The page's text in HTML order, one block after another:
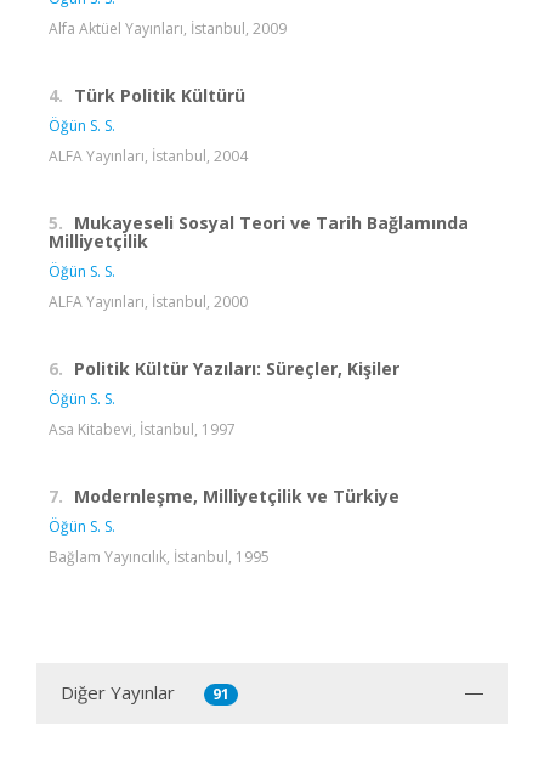
Alfa Aktüel Yayınları, İstanbul, 2009
4. Türk Politik Kültürü
Öğün S. S.
ALFA Yayınları, İstanbul, 2004
5. Mukayeseli Sosyal Teori ve Tarih Bağlamında
Milliyetçilik
Öğün S. S.
ALFA Yayınları, İstanbul, 2000
6. Politik Kültür Yazıları: Süreçler, Kişiler
Öğün S. S.
Asa Kitabevi, İstanbul, 1997
7. Modernleşme, Milliyetçilik ve Türkiye
Öğün S. S.
Bağlam Yayıncılık, İstanbul, 1995
Diğer Yayınlar 91